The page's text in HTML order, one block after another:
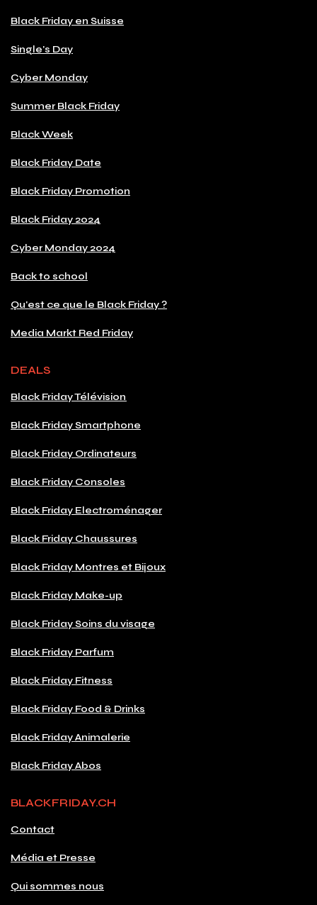
Black Friday en Suisse
Single's Day
Cyber Monday
Summer Black Friday
Black Week
Black Friday Date
Black Friday Promotion
Black Friday 2024
Cyber Monday 2024
Back to school
Qu'est ce que le Black Friday ?
Media Markt Red Friday
DEALS
Black Friday Télévision
Black Friday Smartphone
Black Friday Ordinateurs
Black Friday Consoles
Black Friday Electroménager
Black Friday Chaussures
Black Friday Montres et Bijoux
Black Friday Make-up
Black Friday Soins du visage
Black Friday Parfum
Black Friday Fitness
Black Friday Food & Drinks
Black Friday Animalerie
Black Friday Abos
BLACKFRIDAY.CH
Contact
Média et Presse
Qui sommes nous